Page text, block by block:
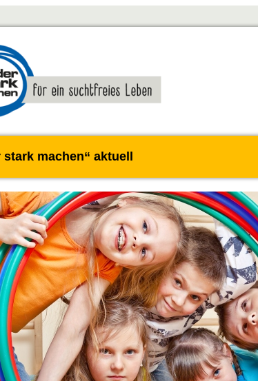
machen“ aktuell